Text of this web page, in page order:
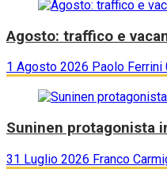
Agosto: traffico e
1 Agosto 2026 Paolo Ferrini
Suninen protagonista
31 Luglio 2026 Franco